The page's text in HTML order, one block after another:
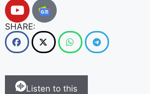
SHARE:
Listen to this